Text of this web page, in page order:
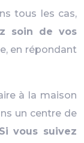
tous les cas,
soin de vos
en répondant
à la maison
un centre de
Si vous suivez